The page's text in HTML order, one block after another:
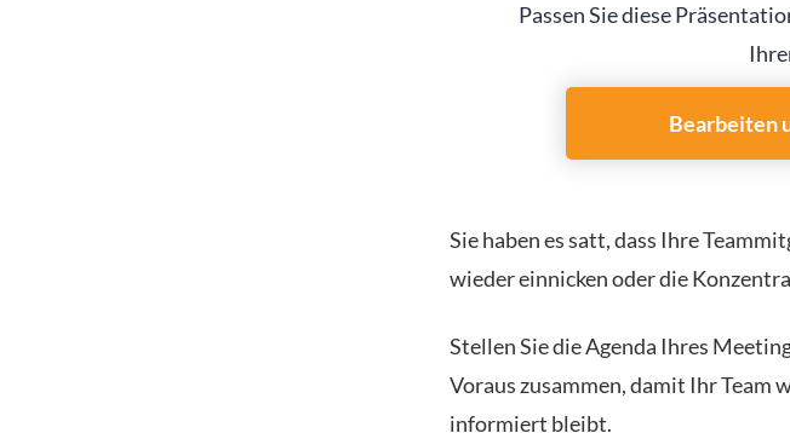
Passen Sie diese
Bearbeiten
Sie haben es satt, dass Ihre
wieder einnicken oder die
Stellen Sie die Agenda Ihres
Voraus zusammen, damit Ihr Team
informiert bleibt.